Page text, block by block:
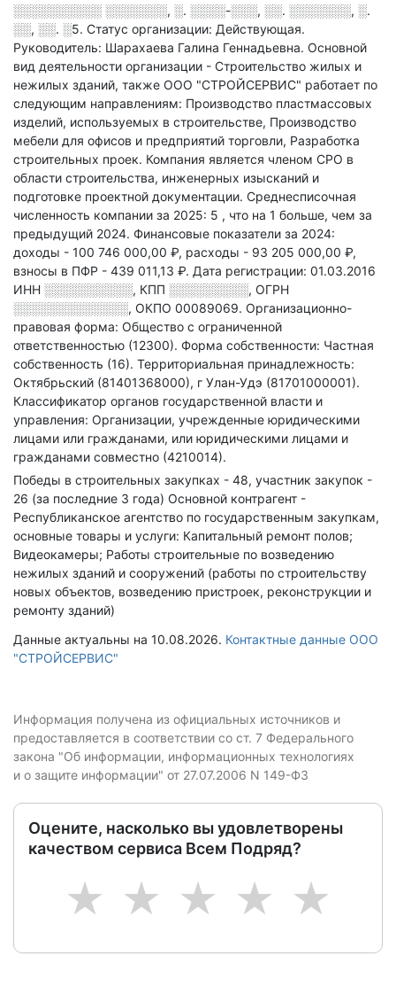
░░░░░░░░░░ ░░░░░░░, ░. ░░░░-░░░, ░░. ░░░░░░░, ░.
░░, ░░. ░5. Статус организации: Действующая.
Руководитель: Шарахаева Галина Геннадьевна. Основной
вид деятельности организации - Строительство жилых и
нежилых зданий, также ООО "СТРОЙСЕРВИС" работает по
следующим направлениям: Производство пластмассовых
изделий, используемых в строительстве, Производство
мебели для офисов и предприятий торговли, Разработка
строительных проек. Компания является членом СРО в
области строительства, инженерных изысканий и
подготовке проектной документации. Среднесписочная
численность компании за 2025: 5 , что на 1 больше, чем за
предыдущий 2024. Финансовые показатели за 2024:
доходы - 100 746 000,00 ₽, расходы - 93 205 000,00 ₽,
взносы в ПФР - 439 011,13 ₽. Дата регистрации: 01.03.2016
ИНН ░░░░░░░░░░, КПП ░░░░░░░░░, ОГРН
░░░░░░░░░░░░░, ОКПО 00089069. Организационно-
правовая форма: Общество с ограниченной
ответственностью (12300). Форма собственности: Частная
собственность (16). Территориальная принадлежность:
Октябрьский (81401368000), г Улан-Удэ (81701000001).
Классификатор органов государственной власти и
управления: Организации, учрежденные юридическими
лицами или гражданами, или юридическими лицами и
гражданами совместно (4210014).
Победы в строительных закупках - 48, участник закупок -
26 (за последние 3 года) Основной контрагент -
Республиканское агентство по государственным закупкам,
основные товары и услуги: Капитальный ремонт полов;
Видеокамеры; Работы строительные по возведению
нежилых зданий и сооружений (работы по строительству
новых объектов, возведению пристроек, реконструкции и
ремонту зданий)
Данные актуальны на 10.08.2026. Контактные данные ООО
"СТРОЙСЕРВИС"
Информация получена из официальных источников и
предоставляется в соответствии со ст. 7 Федерального
закона "Об информации, информационных технологиях
и о защите информации" от 27.07.2006 N 149-ФЗ
Оцените, насколько вы удовлетворены
качеством сервиса Всем Подряд?
5
4
3
2
1